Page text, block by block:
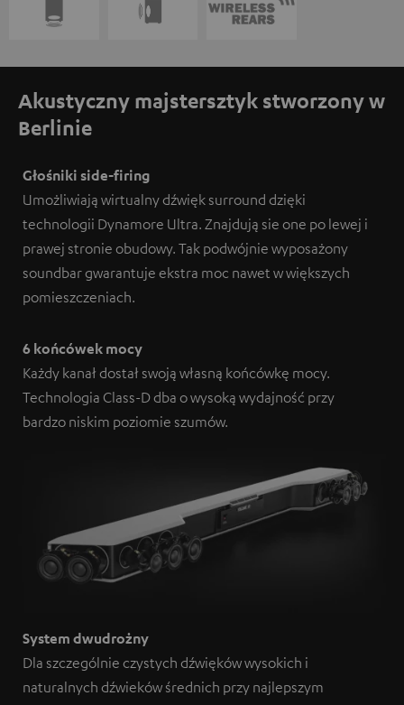
Akustyczny majstersztyk stworzony w
Berlinie
Głośniki side-firing
Umożliwiają wirtualny dźwięk surround dzięki
technologii Dynamore Ultra. Znajdują sie one po lewej i
prawej stronie obudowy. Tak podwójnie wyposażony
soundbar gwarantuje ekstra moc nawet w większych
pomieszczeniach.
6 końcówek mocy
Każdy kanał dostał swoją własną końcówkę mocy.
Technologia Class-D dba o wysoką wydajność przy
bardzo niskim poziomie szumów.
System dwudrożny
Dla szczególnie czystych dźwięków wysokich i
naturalnych dźwieków średnich przy najlepszym